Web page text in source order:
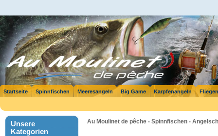
Startseite Spinnfischen Meeresangeln Big Game Karpfenangeln
Unsere
Kategorien
Au Moulinet de pêche - Spinnfischen -